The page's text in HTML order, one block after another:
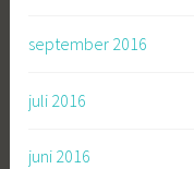
september 2016
juli 2016
juni 2016